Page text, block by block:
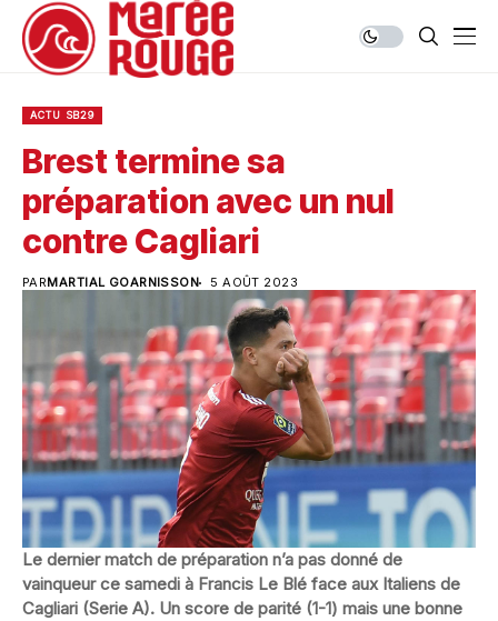
ACTU SB29
Brest termine sa
préparation avec un nul
contre Cagliari
PARMARTIAL GOARNISSON 5 AOÛT 2023
Le dernier match de préparation n’a pas donné de
vainqueur ce samedi à Francis Le Blé face aux Italiens de
Cagliari (Serie A). Un score de parité (1-1) mais une bonne